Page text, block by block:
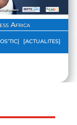
Africa
[ACTUALITES]